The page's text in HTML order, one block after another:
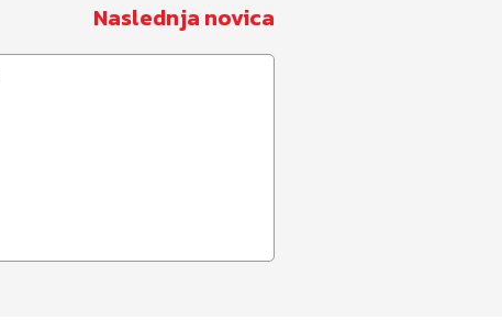
Naslednja novica